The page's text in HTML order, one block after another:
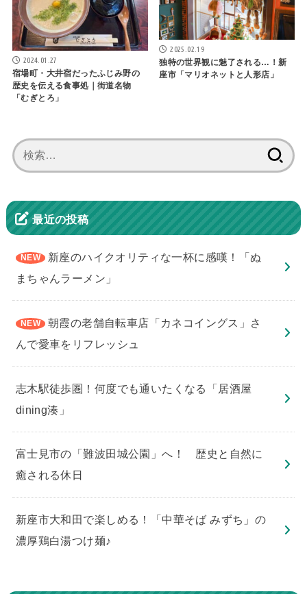
2024.01.27
宿場町・大井宿だったふじみ野の
歴史を伝える食事処｜街道名物
「むぎとろ」
2025.02.19
独特の世界観に魅了される…！新
座市「マリオネットと人形店」
索:
最近の投稿
新座のハイクオリティな一杯に感嘆！「ぬ
まちゃんラーメン」
朝霞の老舗自転車店「カネコイングス」さ
んで愛車をリフレッシュ
志木駅徒歩圏！何度でも通いたくなる「居酒屋
dining湊」
​富士見市の「難波田城公園」へ！ 歴史と自然に
癒される休日
新座市大和田で楽しめる！「中華そば みずち」の
濃厚鶏白湯つけ麺♪